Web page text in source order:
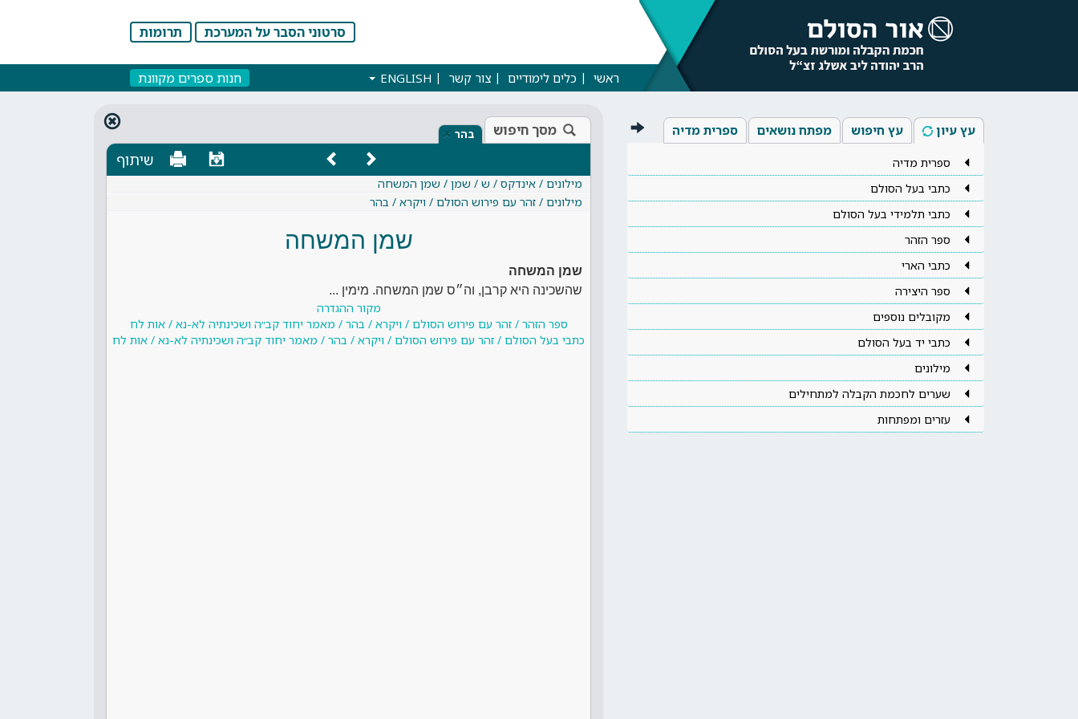
סרטוני הסבר על המערכת תרומות
ראשי כלים לימודיים צור קשר ENGLISH חנות ספרים מקוונת
עץ עיון עץ חיפוש מפתח נושאים ספרית מדיה
ספרית מדיה
כתבי בעל הסולם
כתבי תלמידי בעל הסולם
ספר הזהר
כתבי הארי
ספר היצירה
מקובלים נוספים
כתבי יד בעל הסולם
מילונים
שערים לחכמת הקבלה למתחילים
עזרים ומפתחות
מסך חיפוש בהר ×
שיתוף
מילונים / אינדקס / ש / שמן / שמן המשחה
מילונים / זהר עם פירוש הסולם / ויקרא / בהר
שמן המשחה
שמן המשחה
שהשכינה היא קרבן, וה״ס שמן המשחה. מימין ...
מקור ההגדרה
ספר הזהר / זהר עם פירוש הסולם / ויקרא / בהר / מאמר יחוד קב״ה ושכינתיה לא-נא / אות לח
כתבי בעל הסולם / זהר עם פירוש הסולם / ויקרא / בהר / מאמר יחוד קב״ה ושכינתיה לא-נא / אות לח